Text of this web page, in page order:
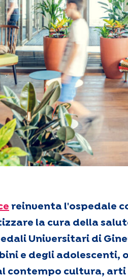
reinventa l'ospedale
la cura della
Universitari di
e degli adolescenti,
contempo cultura, arti